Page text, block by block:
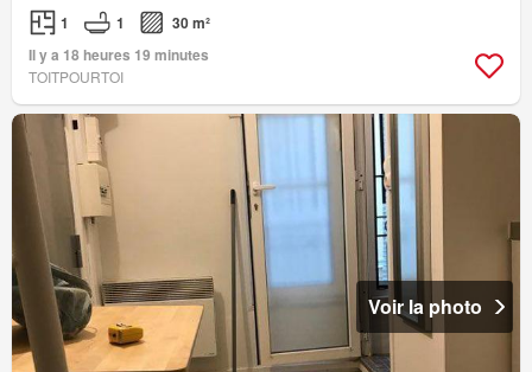
1 1
30 m²
Il y a 18 heures 19 minutes
TOITPOURTOI
Voir la photo